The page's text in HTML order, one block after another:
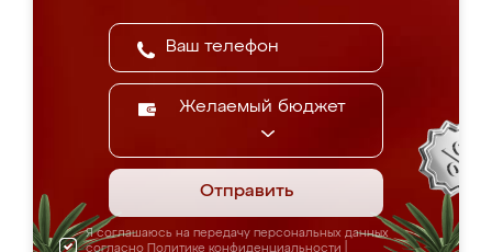
Желаемый бюджет
Отправить
Я соглашаюсь на передачу персональных данных
согласно Политике конфиденциальности